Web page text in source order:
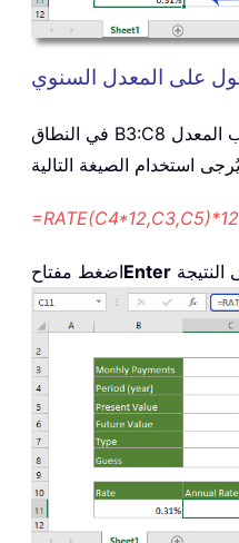
في النطاق B3:C8 الذي يسرد تفاصيل قرض، لحساب المعدل
=RATE(C4*12,C3,C5)*12
اضغط مفتاحEnter